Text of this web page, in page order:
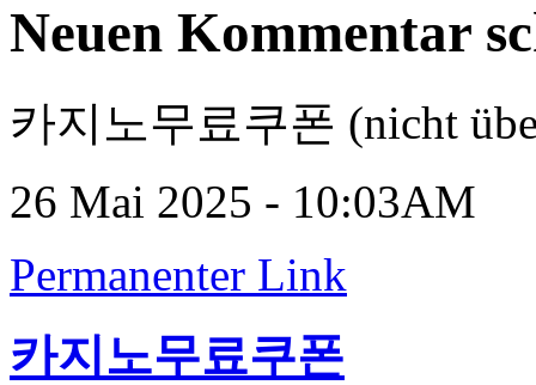
Neuen Kommentar
카지노무료쿠폰 (nicht
26 Mai 2025 - 10:03AM
Permanenter Link
카지노무료쿠폰